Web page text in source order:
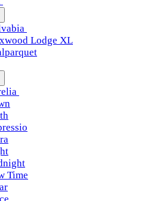
Lodge XL
Time